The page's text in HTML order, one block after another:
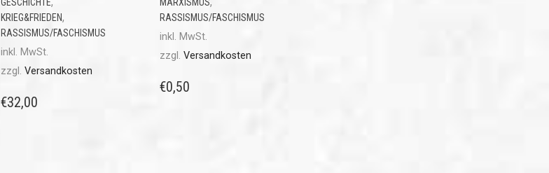
KRIEG&FRIEDEN,
RASSISMUS/FASCHISMUS
inkl. MwSt.
zzgl. Versandkosten
€32,00
RASSISMUS/FASCHISMUS
inkl. MwSt.
zzgl. Versandkosten
€0,50